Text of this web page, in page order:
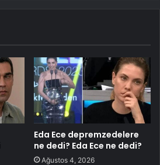
Eda Ece depremzedelere
ne dedi? Eda Ece ne dedi?
Ağustos 4, 2026